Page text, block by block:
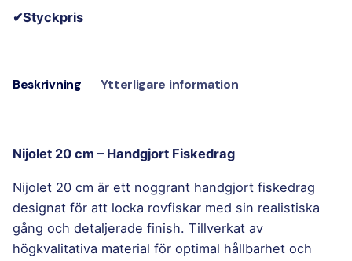
✔Styckpris
Beskrivning Ytterligare information
Nijolet 20 cm – Handgjort Fiskedrag
Nijolet 20 cm är ett noggrant handgjort fiskedrag
designat för att locka rovfiskar med sin realistiska
gång och detaljerade finish. Tillverkat av
högkvalitativa material för optimal hållbarhet och